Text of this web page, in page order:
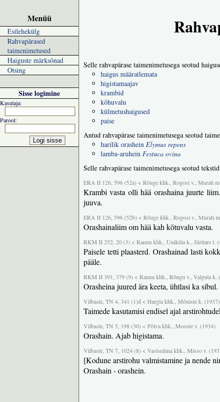
Menüü
Esilehekülg
Rahvapärased
taimenimetused
Haiguste märksõnad
Otsing
Sisse logimine
Kasutaja:
Parool:
Selle rahvapärase taimenimetusega seotud
haigus määratlemata
higistamaajav
krambid
kõhuvalu
külmetushaigused
paise
Antud rahvapärase taimenimetusega seotud
harilik orashein Elymus repens
lamba-aruhein Festuca ovina
Selle rahvapärase taimenimetusega seotud
ERA II 126, 596 (52a) < Rõuge khk., Rogosi v., Murati
Krambi vasta olli hää orashaina juurte
juuva.
ERA II 126, 596 (52b) < Rõuge khk., Rogosi v., Murati
Orashainaliim om hää kah kõtuvalu vasta.
RKM II 252, 20 (3) < Rannu khk., Uniküla k., Jüritare t.
Paisele tetti plaasterd. Orashainad lasti
pääle.
RKM II 391, 379 (9) < Rannu khk., Rõngu v., Valguta k.
Orasheina juured ära keeta, ühtlasi ka
Vilbaste, TN 4, 341 (1)d < Hargla khk., Mõniste k. (1937)
Taimede kasutamisi endisel ajal
Vilbaste, TN 5, 198 (30) < Põlva khk., Mooste v. (1934)
Orashain. Ajab higistama.
Vilbaste, TN 7, 1024 (8) < Vastseliina khk., Misso v.
[Kodune arstirohu valmistamine ja nende
Orashain - orashein.